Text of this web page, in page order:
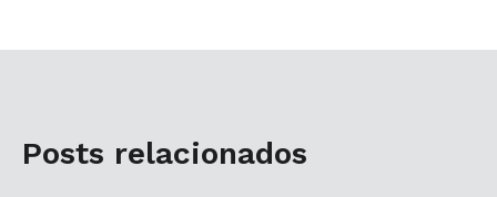
Posts relacionados